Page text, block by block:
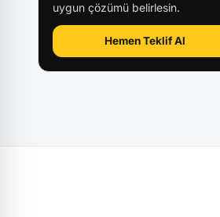
uygun çözümü belirlesin.
Hemen Teklif Al